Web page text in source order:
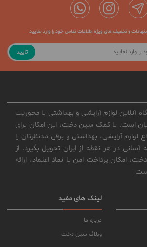
و تخفیف های ویژه اطلاعات تماس خود را وارد نمایید
تایید
لوازم آرایشی و بهداشتی با محوریت
است. با کمک سین دخت، این امکان برای
لوازم آرایشی، بهداشتی و برقی مدنظرتان را
در هر نقطه از ایران تحویل بگیرد. از
امکان پرداخت امن با نماد اعتماد، ارائه
لینک های مفید
درباره ما
وبلاگ سین دخت